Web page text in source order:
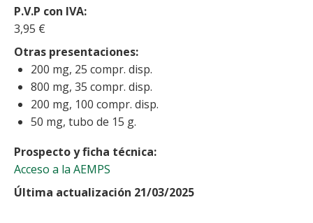
P.V.P con IVA
3,95 €
Otras presentaciones
200 mg, 25 compr. disp.
800 mg, 35 compr. disp.
200 mg, 100 compr. disp.
50 mg, tubo de 15 g.
Prospecto y ficha técnica
Acceso a la AEMPS
Última actualización 21/03/2025